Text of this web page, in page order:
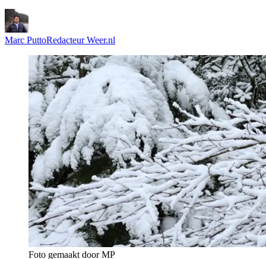
Marc PuttoRedacteur Weer.nl
Foto gemaakt door MP